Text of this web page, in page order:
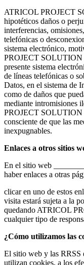
ATRICOL PROJECT
hipotéticos daños o
interferencias,
telefónicas o
sistema electrónico,
PROJECT SOLUTION
presente sistema
de líneas telefónicas o
Datos, en el sistema de
como de daños que
mediante intromisiones
PROJECT SOLUTION
consciente de que las
inexpugnables.
Enlaces a otros sitios
En el sitio web
haber enlaces a otras
clicar en uno de estos
visita estará sujeta a la
quedando ATRICOL
cualquier tipo de
¿Cómo utilizamos las
El sitio web y las
utilizan cookies, a los